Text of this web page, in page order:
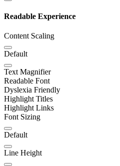
Readable Experience
Content Scaling
Default
Text Magnifier
Readable Font
Dyslexia Friendly
Highlight Titles
Highlight Links
Font Sizing
Default
Line Height